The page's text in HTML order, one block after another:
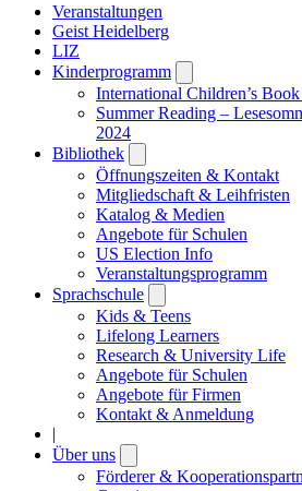
Veranstaltungen
Geist Heidelberg
LIZ
Kinderprogramm
submenu
International Children’s
Summer Reading –
2024
Bibliothek
submenu
Öffnungszeiten & Kontakt
Mitgliedschaft & Leihfristen
Katalog & Medien
Angebote für Schulen
US Election Info
Veranstaltungsprogramm
Sprachschule
submenu
Kids & Teens
Lifelong Learners
Research & University Life
Angebote für Schulen
Angebote für Firmen
Kontakt & Anmeldung
|
Über uns
submenu
Förderer &